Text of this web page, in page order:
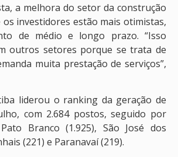
a melhora do setor da construção
os investidores estão mais otimistas,
de médio e longo prazo. “Isso
outros setores porque se trata de
muita prestação de serviços”,
liderou o ranking da geração de
com 2.684 postos, seguido por
Branco (1.925), São José dos
(221) e Paranavaí (219).